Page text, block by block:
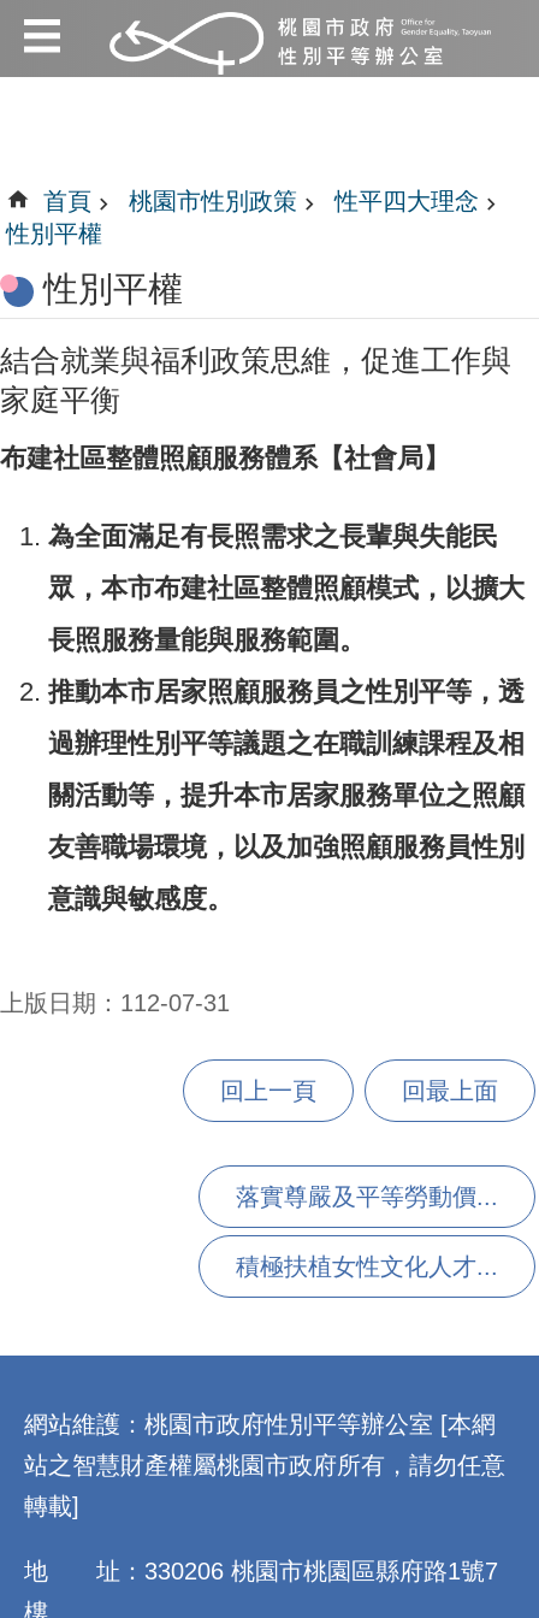
跳到主要內容區塊
:::
:::
首頁 桃園市性別政策
性平四大理念
性別平權
性別平權
結合就業與福利政策思維，促進工作與
家庭平衡
布建社區整體照顧服務體系【社會局】
為全面滿足有長照需求之長輩與失能民
眾，本市布建社區整體照顧模式，以擴大
長照服務量能與服務範圍。
推動本市居家照顧服務員之性別平等，透
過辦理性別平等議題之在職訓練課程及相
關活動等，提升本市居家服務單位之照顧
友善職場環境，以及加強照顧服務員性別
意識與敏感度。
上版日期：112-07-31
回上一頁 回最上面
落實尊嚴及平等勞動價...
積極扶植女性文化人才...
網站維護：桃園市政府性別平等辦公室 [本網
站之智慧財產權屬桃園市政府所有，請勿任意
轉載]
地 址：330206 桃園市桃園區縣府路1號7
樓